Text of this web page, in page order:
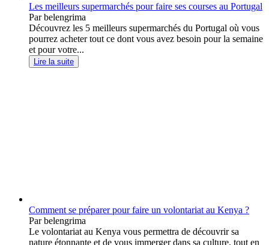
Les meilleurs supermarchés pour faire ses courses au Portugal
Par belengrima
Découvrez les 5 meilleurs supermarchés du Portugal où vous
pourrez acheter tout ce dont vous avez besoin pour la semaine
et pour votre...
Lire la suite
Comment se préparer pour faire un volontariat au Kenya ?
Par belengrima
Le volontariat au Kenya vous permettra de découvrir sa
nature étonnante et de vous immerger dans sa culture, tout en